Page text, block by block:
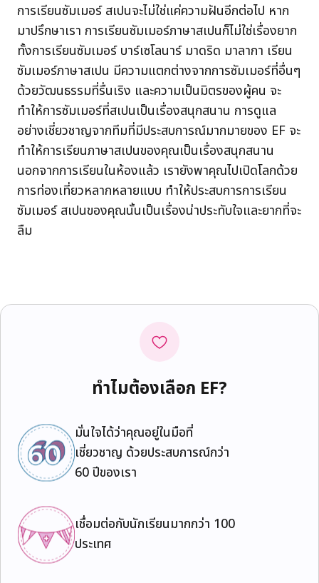
การเรียนซัมเมอร์ สเปนจะไม่ใช่แค่ความฝันอีกต่อไป หาก
มาปรึกษาเรา การเรียนซัมเมอร์ภาษาสเปนก็ไม่ใช่เรื่องยาก
ทั้งการเรียนซัมเมอร์ บาร์เซโลนาร์ มาดริด มาลากา เรียน
ซัมเมอร์ภาษาสเปน มีความแตกต่างจากการซัมเมอร์ที่อื่นๆ
ด้วยวัฒนธรรมที่รื่นเริง และความเป็นมิตรของผู้คน จะ
ทำให้การซัมเมอร์ที่สเปนเป็นเรื่องสนุกสนาน การดูแล
อย่างเชี่ยวชาญจากทีมที่มีประสบการณ์มากมายของ EF จะ
ทำให้การเรียนภาษาสเปนของคุณเป็นเรื่องสนุกสนาน
นอกจากการเรียนในห้องแล้ว เรายังพาคุณไปเปิดโลกด้วย
การท่องเที่ยวหลากหลายแบบ ทำให้ประสบการการเรียน
ซัมเมอร์ สเปนของคุณนั้นเป็นเรื่องน่าประทับใจและยากที่จะ
ลืม
ทำไมต้องเลือก EF?
มั่นใจได้ว่าคุณอยู่ในมือที่
เชี่ยวชาญ ด้วยประสบการณ์กว่า
60 ปีของเรา
เชื่อมต่อกับนักเรียนมากกว่า 100
ประเทศ